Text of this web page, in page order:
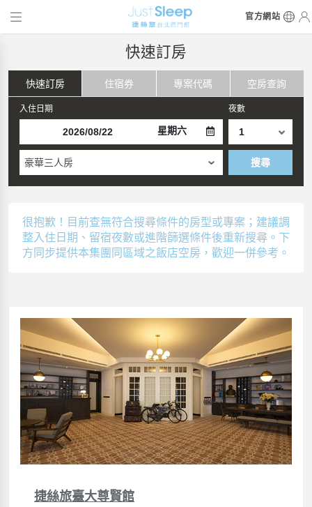
官方網站
快速訂房
快速訂房 住宿券 專案代碼 空房查詢
入住日期
星期六
夜數
豪華三人房 搜尋
很抱歉！目前查無符合搜尋條件的房型或專案；建議調
整入住日期、留宿夜數或進階篩選條件後重新搜尋。下
方同步提供本集團同區域之飯店空房，歡迎一併參考。
捷絲旅臺大尊賢館